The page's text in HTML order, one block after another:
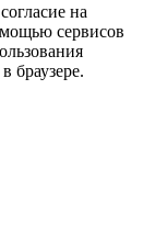
на
сервисов
браузере.